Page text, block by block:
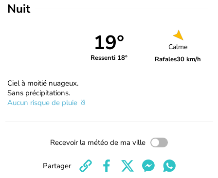
Nuit
19°
Ressenti 18°
Calme
Rafales30 km/h
Ciel à moitié nuageux.
Sans précipitations.
Aucun risque de pluie
Recevoir la météo de ma ville
Partager